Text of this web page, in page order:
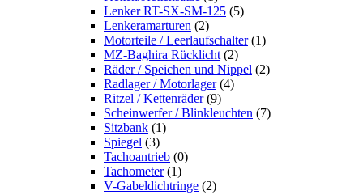
Lenker RT-SX-SM-125 (5)
Lenkeramarturen (2)
Motorteile / Leerlaufschalter (1)
MZ-Baghira Rücklicht (2)
Räder / Speichen und Nippel (2)
Radlager / Motorlager (4)
Ritzel / Kettenräder (9)
Scheinwerfer / Blinkleuchten (7)
Sitzbank (1)
Spiegel (3)
Tachoantrieb (0)
Tachometer (1)
V-Gabeldichtringe (2)